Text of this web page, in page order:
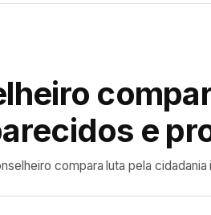
e
compara luta pela